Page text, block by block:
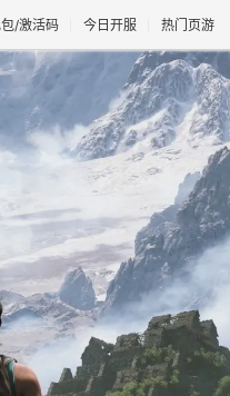
/激活码 今日开服 热门页游
魔兽
天堂
王权与自由